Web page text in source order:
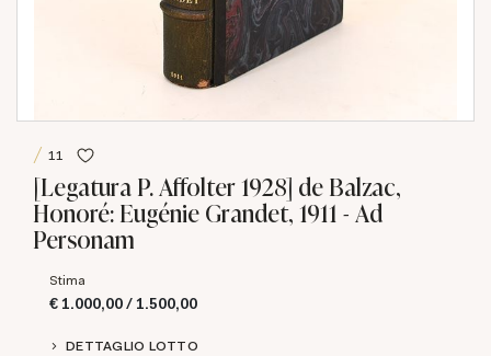
11
[Legatura P. Affolter 1928] de Balzac,
Honoré: Eugénie Grandet, 1911 - Ad
Personam
Stima
€ 1.000,00 / 1.500,00
DETTAGLIO LOTTO